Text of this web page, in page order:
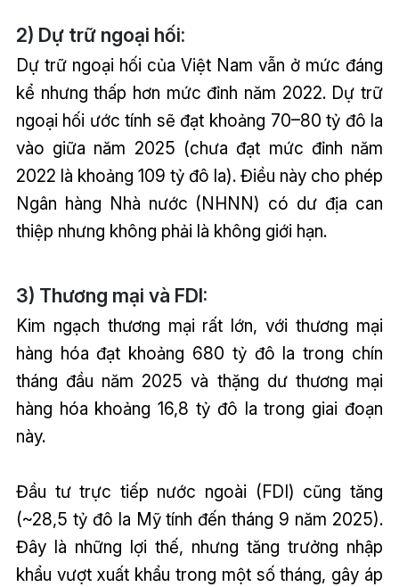
2) Dự trữ ngoại hối:
Dự trữ ngoại hối của Việt Nam vẫn ở mức đáng
kể nhưng thấp hơn mức đỉnh năm 2022. Dự trữ
ngoại hối ước tính sẽ đạt khoảng 70–80 tỷ đô la
vào giữa năm 2025 (chưa đạt mức đỉnh năm
2022 là khoảng 109 tỷ đô la). Điều này cho phép
Ngân hàng Nhà nước (NHNN) có dư địa can
thiệp nhưng không phải là không giới hạn.
3) Thương mại và FDI:
Kim ngạch thương mại rất lớn, với thương mại
hàng hóa đạt khoảng 680 tỷ đô la trong chín
tháng đầu năm 2025 và thặng dư thương mại
hàng hóa khoảng 16,8 tỷ đô la trong giai đoạn
này.
Đầu tư trực tiếp nước ngoài (FDI) cũng tăng
(~28,5 tỷ đô la Mỹ tính đến tháng 9 năm 2025).
Đây là những lợi thế, nhưng tăng trưởng nhập
khẩu vượt xuất khẩu trong một số tháng, gây áp